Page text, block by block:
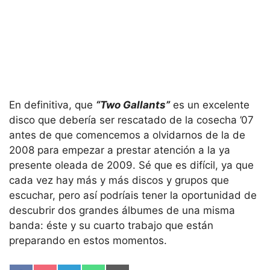
En definitiva, que “Two Gallants”es un excelente
disco que debería ser rescatado de la cosecha ’07
antes de que comencemos a olvidarnos de la de
2008 para empezar a prestar atención a la ya
presente oleada de 2009. Sé que es difícil, ya que
cada vez hay más y más discos y grupos que
escuchar, pero así podríais tener la oportunidad de
descubrir dos grandes álbumes de una misma
banda: éste y su cuarto trabajo que están
preparando en estos momentos.